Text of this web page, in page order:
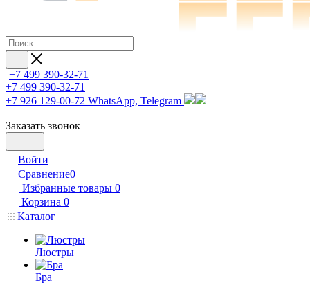
+7 499 390-32-71
+7 499 390-32-71
+7 926 129-00-72 WhatsApp, Telegram
Заказать звонок
Войти
Сравнение0
Избранные товары 0
Корзина 0
Каталог
Люстры
Бра